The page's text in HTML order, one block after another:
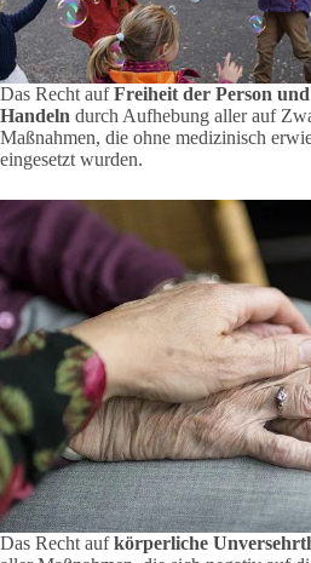
Das Recht aufFreiheit der Person und
Handeln durch Aufhebung aller auf
Maßnahmen, die ohne medizinisch
eingesetzt wurden.
Das Recht aufkörperliche